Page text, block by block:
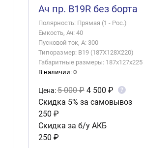
Ач пр. B19R без борта
Полярность: Прямая (1 - Рос.)
Емкость, Ач: 40
Пусковой ток, А: 300
Типоразмер: B19 (187X128X220)
Габаритные размеры: 187x127x225
В наличии: 0
Цена:5 000 ₽ 4 500 ₽ ?
Скидка 5% за самовывоз
250 ₽
Скидка за б/у АКБ
250 ₽